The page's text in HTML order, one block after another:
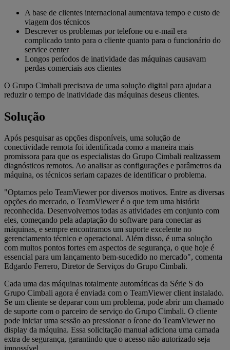
A base de clientes internacional aumentava tempo e custo de
viagem dos técnicos
Descrever os problemas por telefone ou e-mail era
complicado tanto para o cliente quanto para o funcionário do
service center
Longos períodos de inatividade das máquinas causavam
perdas comerciais aos clientes
O Grupo Cimbali precisava de uma solução digital para ajudar a
reduzir o tempo de inatividade das máquinas deseus clientes.
Solução
Após pesquisar as opções disponíveis, uma solução de
conectividade remota foi identificada como a maneira mais
promissora para que os especialistas do Grupo Cimbali realizassem
diagnósticos remotos. Ao analisar as configurações e parâmetros da
máquina, os técnicos seriam capazes de identificar o problema.
"Optamos pelo TeamViewer por diversos motivos. Entre as diversas
opções do mercado, o TeamViewer é o que tem uma história
reconhecida. Desenvolvemos todas as atividades em conjunto com
eles, começando pela adaptação do software para conectar as
máquinas, e sempre encontramos um suporte excelente no
gerenciamento técnico e operacional. Além disso, é uma solução
com muitos pontos fortes em aspectos de segurança, o que hoje é
essencial para um lançamento bem-sucedido no mercado", comenta
Edgardo Ferrero, Diretor de Serviços do Grupo Cimbali.
Cada uma das máquinas totalmente automáticas da Série S do
Grupo Cimbali agora é enviada com o TeamViewer client instalado.
Se um cliente se deparar com um problema, pode abrir um chamado
de suporte com o parceiro de serviço do Grupo Cimbali. O cliente
pode iniciar uma sessão ao pressionar o ícone do TeamViewer no
display da máquina. Essa solicitação manual adiciona uma camada
extra de segurança, garantindo que o acesso não autorizado seja